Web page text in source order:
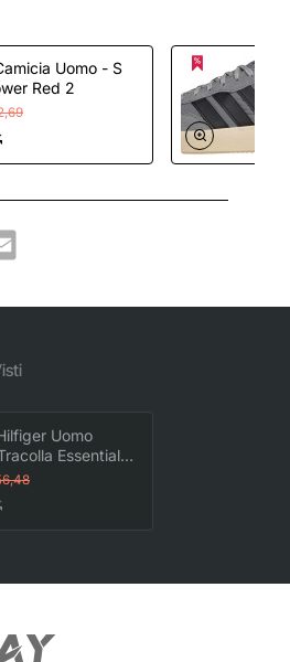
Uomo - S
Red 2
Email
Uomo
Essential
Piccola, Nero
Unica